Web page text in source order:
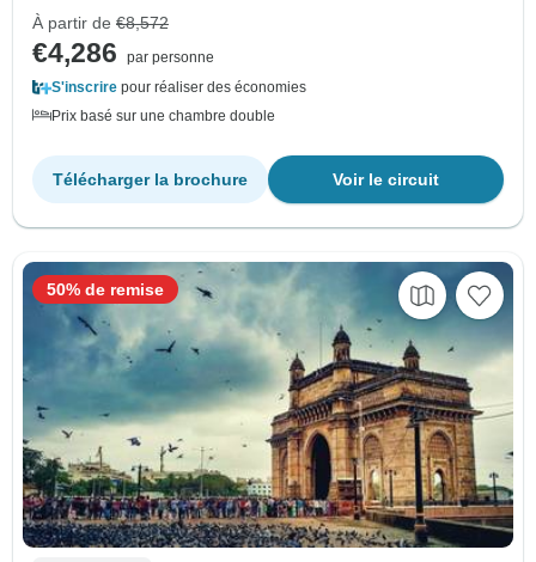
À partir de €8,572
€4,286
par personne
S'inscrire pour réaliser des économies
Prix basé sur une chambre double
Voir le circuit
Télécharger la brochure
50% de remise